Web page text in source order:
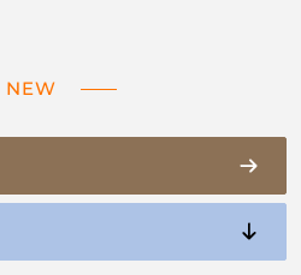
NEW